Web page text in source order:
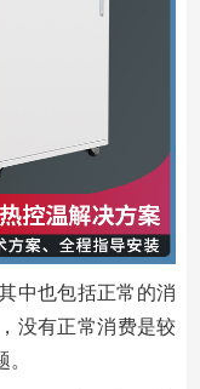
中也包括正常的消
没有正常消费是较